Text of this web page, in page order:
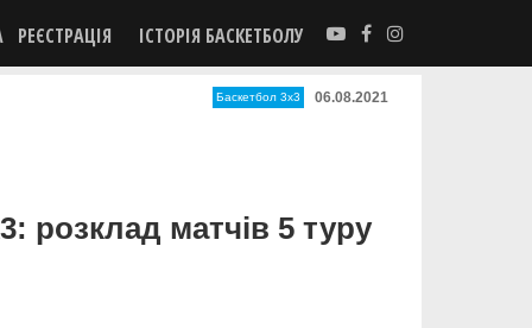
РЕЄСТРАЦІЯ ІСТОРІЯ БАСКЕТБОЛУ
Баскетбол 3х3 06.08.2021
розклад матчів 5 туру